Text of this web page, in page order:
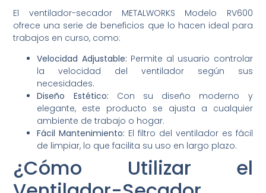
El ventilador-secador METALWORKS Modelo RV600
ofrece una serie de beneficios que lo hacen ideal para
trabajos en curso, como:
Velocidad Adjustable: Permite al usuario controlar
la velocidad del ventilador según sus
necesidades.
Diseño Estético: Con su diseño moderno y
elegante, este producto se ajusta a cualquier
ambiente de trabajo o hogar.
Fácil Mantenimiento: El filtro del ventilador es fácil
de limpiar, lo que facilita su uso en largo plazo.
¿Cómo Utilizar el